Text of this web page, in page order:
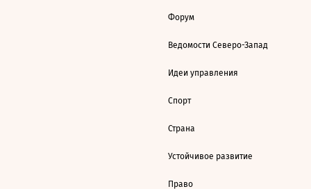
Форум
Ведомости Северо-Запад
Идеи управления
Спорт
Страна
Устойчивое развитие
Право